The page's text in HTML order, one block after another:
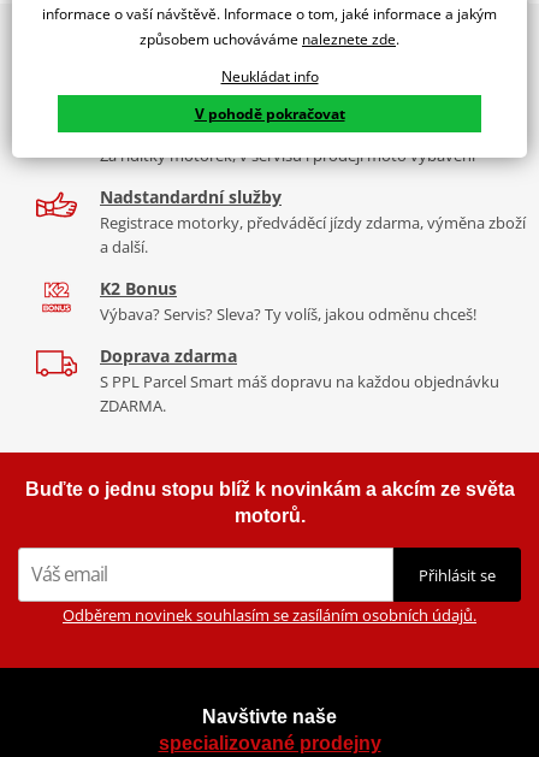
Tabulka velikostí
Co když mi to nebude
PDF Comparative test
Aerodynamic
PUIG byl založen v roce 1964 ve Španělsku. Vyrábí se ve městě
Granollers poblíž Barcelony na ploše 8 000 m² v objektu, který se
dělí na 3 části: komerční, odlitkovou a kovových součástek. Již 40
let se účastní nejslavnějších závodů motocyklů po celém světě. V
naší nabídce naleznete doplňky a příslušenství například: plexi,
padací protektory a mnoho dalšího.
Zobrazit všechny produktyznačky PUIG
2x multibrand showroom
díly, to vše v Praze a Liberci
Více než 30 let zkušeností
Za řídítky motorek, v servisu i prodeji moto vybavení
Nadstandardní služby
Registrace motorky, předváděcí jízdy zdarma, výměna zboží
a další.
K2 Bonus
Výbava? Servis? Sleva? Ty volíš, jakou odměnu chceš!
Doprava zdarma
S PPL Parcel Smart máš dopravu na každou objednávku
ZDARMA.
Buďte o jednu stopu blíž k novinkám a akcím ze světa
motorů.
Přihlásit se
Odběrem novinek souhlasím se zasíláním osobních údajů.
Navštivte naše
specializované prodejny
informace o vaší návštěvě. Informace o tom, jaké informace a jakým
způsobem uchováváme naleznete zde.
Neukládat info
V pohodě pokračovat